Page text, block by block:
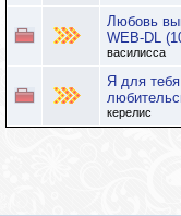
Любовь
WEB-DL
василисса
Я для
керелис